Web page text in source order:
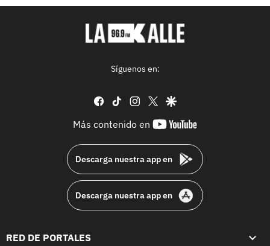
Síguenos en:
facebook
tiktok instagram
twittergoogle
Más contenido en
youtube-
Descarga nuestra app en
Descarga nuestra app en
RED DE PORTALES